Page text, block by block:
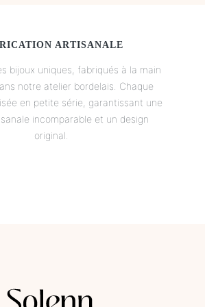
ARTISANALE
bijoux uniques, fabriqués à la main
notre atelier bordelais. Chaque
en petite série, garantissant une
incomparable et un design
original.